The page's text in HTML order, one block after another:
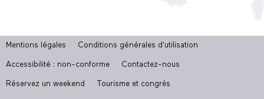
Mentions légales Conditions générales d'utilisation
Accessibilité : non-conforme Contactez-nous
Réservez un weekend Tourisme et congrès